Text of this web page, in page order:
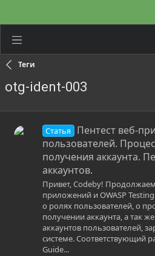
Теги
otg-ident-003
Статья
Пентест веб-
пользователей.
получения аккаунта.
аккаунтов.
Привет, Codeby! Продолжаем
приложений и OWASP
о ролях пользователей, о
получении аккаунта, а так
аккаунтов пользователей,
системе. Соответствующий
Guide...